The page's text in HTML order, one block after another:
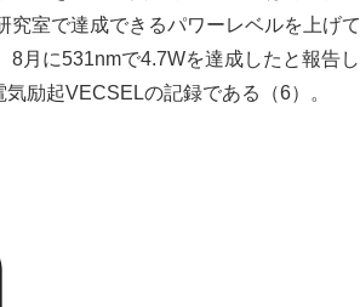
室で達成できるパワーレベルを上げて
月に531nmで4.7Wを達成したと報告し
励起VECSELの記録である（6）。